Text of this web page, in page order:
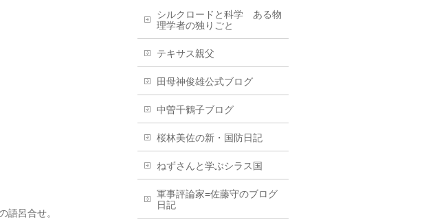
語呂合せ。
シルクロードと科学 ある物
理学者の独りごと
テキサス親父
田母神俊雄公式ブログ
中曽千鶴子ブログ
桜林美佐の新・国防日記
ねずさんと学ぶシラス国
軍事評論家=佐藤守のブログ
日記